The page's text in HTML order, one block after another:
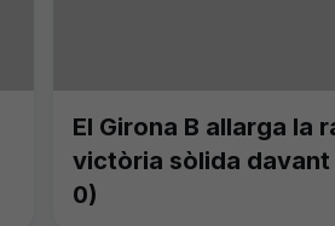
El Girona B allarga la
victòria sòlida
0)